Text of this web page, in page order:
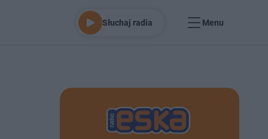
Słuchaj radia Menu